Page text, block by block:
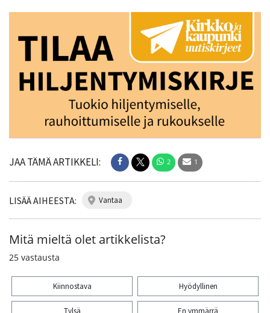
JAA TÄMÄ ARTIKKELI: 2 1
LISÄÄ AIHEESTA: vantaa
Mitä mieltä olet artikkelista?
25 vastausta
Kiinnostava Hyödyllinen
Tylsä En ymmärrä